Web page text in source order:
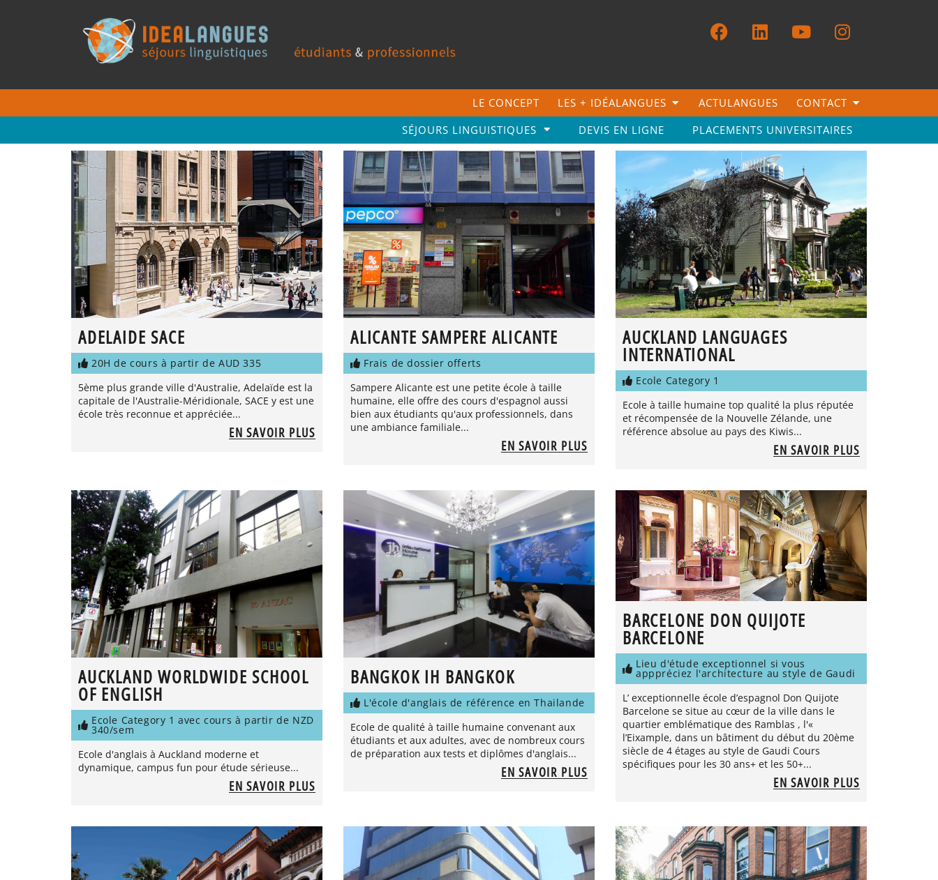
LE CONCEPT LES + IDÉALANGUES ACTULANGUES
CONTACT
SÉJOURS LINGUISTIQUES
DEVIS EN LIGNE PLACEMENTS UNIVERSITAIRES
ADELAIDE SACE
20H de cours à partir de AUD 335
5ème plus grande ville d'Australie, Adelaïde est la
capitale de l'Australie-Méridionale, SACE y est une
école très reconnue et appréciée...
EN SAVOIR PLUS
ALICANTE SAMPERE ALICANTE
Frais de dossier offerts
Sampere Alicante est une petite école à taille
humaine, elle offre des cours d'espagnol aussi
bien aux étudiants qu'aux professionnels, dans
une ambiance familiale...
EN SAVOIR PLUS
AUCKLAND LANGUAGES
INTERNATIONAL
Ecole Category 1
Ecole à taille humaine top qualité la plus réputée
et récompensée de la Nouvelle Zélande, une
référence absolue au pays des Kiwis...
EN SAVOIR PLUS
AUCKLAND WORLDWIDE SCHOOL
OF ENGLISH
Ecole Category 1 avec cours à partir de NZD
340/sem
Ecole d'anglais à Auckland moderne et
dynamique, campus fun pour étude sérieuse...
EN SAVOIR PLUS
BANGKOK IH BANGKOK
L'école d'anglais de référence en Thailande
Ecole de qualité à taille humaine convenant aux
étudiants et aux adultes, avec de nombreux cours
de préparation aux tests et diplômes d'anglais...
EN SAVOIR PLUS
BARCELONE DON QUIJOTE
BARCELONE
Lieu d'étude exceptionnel si vous
apppréciez l'architecture au style de Gaudi
L’ exceptionnelle école d’espagnol Don Quijote
Barcelone se situe au cœur de la ville dans le
quartier emblématique des Ramblas , l'«
l’Eixample, dans un bâtiment du début du 20ème
siècle de 4 étages au style de Gaudi Cours
spécifiques pour les 30 ans+ et les 50+...
EN SAVOIR PLUS